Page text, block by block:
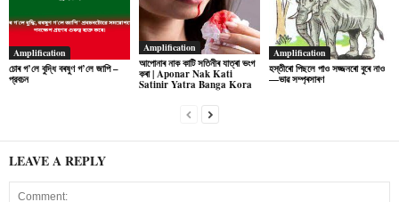
Amplification
চোৰ গ’লে বুদ্ধি বৰষুণ গ’লে জাপি –
প্রবচন
Amplification
আপোনাৰ নাক কাটি সতিনীৰ যাত্ৰা ভংগ
কৰা | Aponar Nak Kati
Satinir Yatra Banga Kora
Amplification
হস্তীৰো পিছলে পাও সজ্জনৰো বুৰে নাও
—ভাৱ সম্প্ৰসাৰণ
LEAVE A REPLY